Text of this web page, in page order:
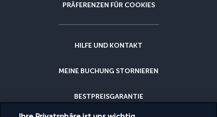
PRÄFERENZEN FÜR COOKIES
HILFE UND KONTAKT
MEINE BUCHUNG STORNIEREN
BESTPREISGARANTIE